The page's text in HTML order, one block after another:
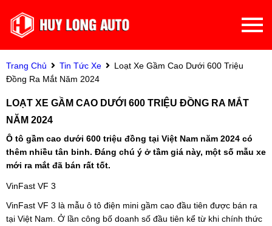
Trang Chủ Tin Tức Xe
Loạt Xe Gầm Cao Dưới 600 Triệu
Đồng Ra Mắt Năm 2024
LOẠT XE GẦM CAO DƯỚI 600 TRIỆU ĐỒNG RA MẮT
NĂM 2024
Ô tô gầm cao dưới 600 triệu đồng tại Việt Nam năm 2024 có
thêm nhiều tân binh. Đáng chú ý ở tầm giá này, một số mẫu xe
mới ra mắt đã bán rất tốt.
VinFast VF 3
VinFast VF 3 là mẫu ô tô điện mini gầm cao đầu tiên được bán ra
tại Việt Nam. Ở lần công bố doanh số đầu tiên kể từ khi chính thức